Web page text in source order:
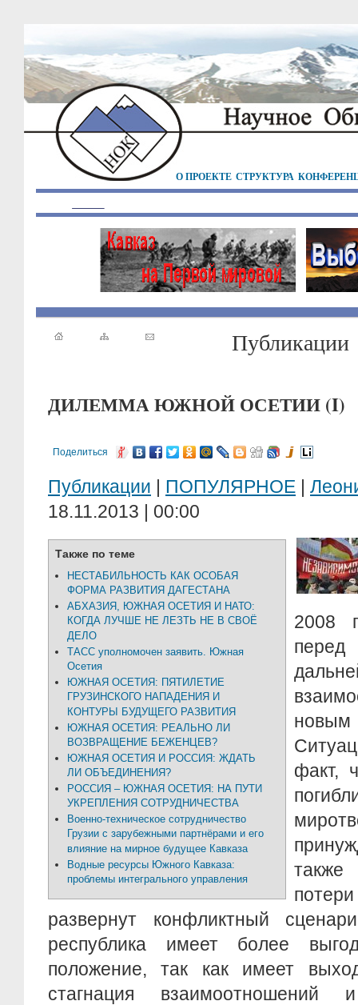
О ПРОЕКТЕ СТРУКТУРА
Публикации
ДИЛЕММА ЮЖНОЙ ОСЕТИИ (I)
Поделиться
Публикации | ПОПУЛЯРНОЕ |
18.11.2013 | 00:00
Также по теме
НЕСТАБИЛЬНОСТЬ КАК ОСОБАЯ
ФОРМА РАЗВИТИЯ ДАГЕСТАНА
АБХАЗИЯ, ЮЖНАЯ ОСЕТИЯ И НАТО:
КОГДА ЛУЧШЕ НЕ ЛЕЗТЬ НЕ В СВОЁ
ДЕЛО
ТАСС уполномочен заявить. Южная
Осетия
ЮЖНАЯ ОСЕТИЯ: ПЯТИЛЕТИЕ
ГРУЗИНСКОГО НАПАДЕНИЯ И
КОНТУРЫ БУДУЩЕГО РАЗВИТИЯ
ЮЖНАЯ ОСЕТИЯ: РЕАЛЬНО ЛИ
ВОЗВРАЩЕНИЕ БЕЖЕНЦЕВ?
ЮЖНАЯ ОСЕТИЯ И РОССИЯ: ЖДАТЬ
ЛИ ОБЪЕДИНЕНИЯ?
РОССИЯ – ЮЖНАЯ ОСЕТИЯ: НА ПУТИ
УКРЕПЛЕНИЯ СОТРУДНИЧЕСТВА
Военно-техническое сотрудничество
Грузии с зарубежными партнёрами и его
влияние на мирное будущее Кавказа
Водные ресурсы Южного Кавказа:
проблемы интегрального управления
2008
факт,
развернут конфликтный
республика имеет более
положение, так как имеет
стагнация взаимоотношений